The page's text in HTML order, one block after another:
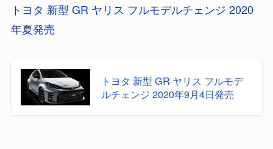
トヨタ 新型 GR ヤリス フルモデルチェンジ 2020
年夏発売
トヨタ 新型 GR ヤリス フルモデ
ルチェンジ 2020年9月4日発売